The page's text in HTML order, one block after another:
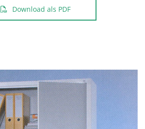
Download als PDF